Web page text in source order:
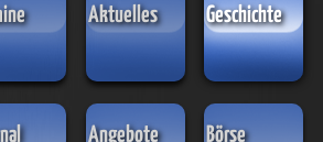
Aktuelles Geschichte
Angebote Börse